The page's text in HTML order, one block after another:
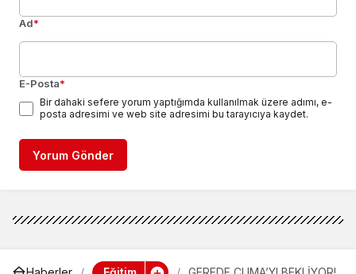
Ad*
E-Posta*
Bir dahaki sefere yorum yaptığımda kullanılmak üzere adımı, e-
posta adresimi ve web site adresimi bu tarayıcıya kaydet.
Yorum Gönder